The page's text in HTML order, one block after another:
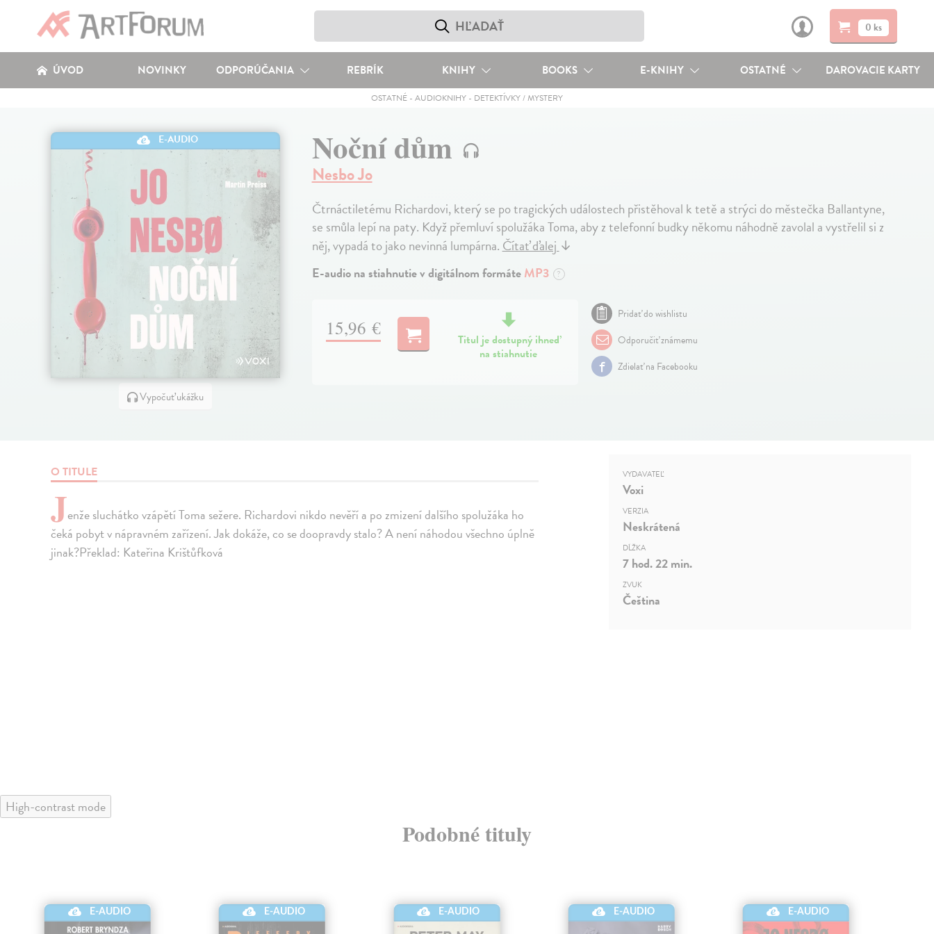
0 ks
ÚVOD NOVINKY ODPORÚČANIA REBRÍK KNIHY BOOKS E-KNIHY OSTATNÉ DAROVACIE KARTY
OSTATNÉ- AUDIOKNIHY- DETEKTÍVKY / MYSTERY
E-AUDIO
Vypočuť ukážku
Noční dům
Nesbo Jo
Čtrnáctiletému Richardovi, který se po tragických událostech přistěhoval k tetě a strýci do městečka Ballantyne,
se smůla lepí na paty. Když přemluví spolužáka Toma, aby z telefonní budky někomu náhodně zavolal a vystřelil si z
něj, vypadá to jako nevinná lumpárna.Čítať ďalej↓
E-audio na stiahnutie v digitálnom formáteMP3 ?
15,96 €
Titul je dostupný ihneď
na stiahnutie
Pridať do wishlistu
Odporučiť známemu
Zdielať na Facebooku
O TITULE
Jenže sluchátko vzápětí Toma sežere. Richardovi nikdo nevěří a po zmizení dalšího spolužáka ho
čeká pobyt v nápravném zařízení. Jak dokáže, co se doopravdy stalo? A není náhodou všechno úplně
jinak?Překlad: Kateřina Krištůfková
VYDAVATEĽ
Voxi
VERZIA
Neskrátená
DĹŽKA
7 hod. 22 min.
ZVUK
Čeština
High-contrast mode
Podobné tituly
E-AUDIO E-AUDIO E-AUDIO E-AUDIO E-AUDIO